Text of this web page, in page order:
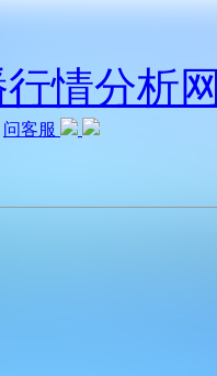
问客服